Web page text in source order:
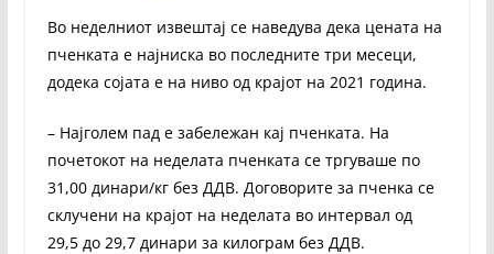
Во неделниот извештај се наведува дека цената на
пченката е најниска во последните три месеци,
додека сојата е на ниво од крајот на 2021 година.
– Најголем пад е забележан кај пченката. На
почетокот на неделата пченката се тргуваше по
31,00 динари/кг без ДДВ. Договорите за пченка се
склучени на крајот на неделата во интервал од
29,5 до 29,7 динари за килограм без ДДВ.